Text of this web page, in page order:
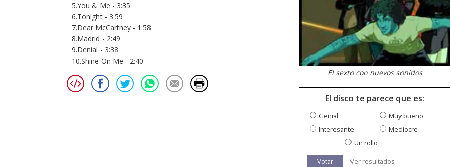
5.You & Me - 3:35
6.Tonight - 3:59
7.Dear McCartney - 1:58
8.Madrid - 2:49
9.Denial - 3:38
10.Shine On Me - 2:40
El sexto con nuevos sonidos
El disco te parece que es:
Genial
Muy bueno
Interesante
Mediocre
Un rollo
Votar Ver resultados